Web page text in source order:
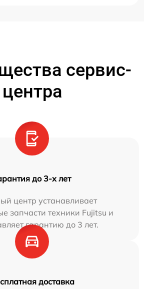
сервис-
центра
до 3-х лет
центр устанавливает
запчасти техники Fujitsu и
гарантию до 3 лет.
доставка